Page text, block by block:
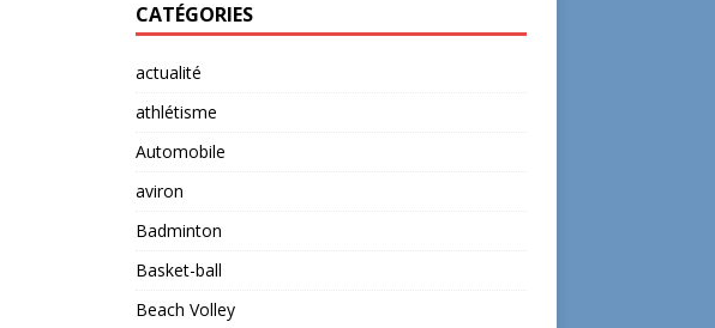
CATÉGORIES
actualité
athlétisme
Automobile
aviron
Badminton
Basket-ball
Beach Volley